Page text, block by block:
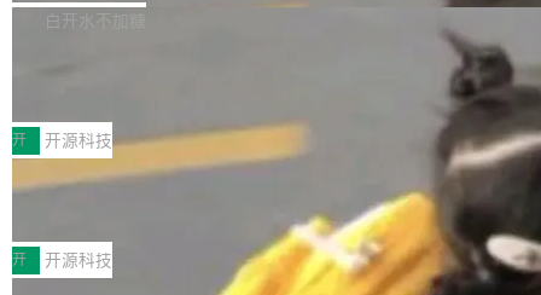
个主 agent 循环，外加一组后台 agent。这些后
库，并将作为transport接入Mooncake TENT。
MPComm将作为一种传输引擎接入Mooncake T
ENT，实现零拷贝传输性能提升30%、非零拷贝
传输性能最高提升5倍。UCL-MPComm底层基
于自研UCL-Engine通信引擎，后续腾讯网平将
持续开源更多基于UCL-Engine的高性能通信组
件。 腾讯网平团队在UCL-MPComm中实现了一
白开水不加糖
型案例入选名单》，深信服“面向企业研发场景的
开源 AI 编程平台 CoStrict 应用”凭借卓越的技术
创新与落地成效成功入选。 全链路私有化部署，
助力企业AI研发安全落地 当前，越来越多企业已
经开始引入 AI Coding 工具，通过调用公有云模
型或企业内部部署模型提升研发效率。但随着 AI
开 开源科技
深信服AI算力网关入选工信部人工智能
前不久，工业和信息化部正式发布《2025年人工
智能应用典型案例名单》，集中展示人工智能在
各领域的应用成果，覆盖技术底座、行业赋能、
开 开源科技